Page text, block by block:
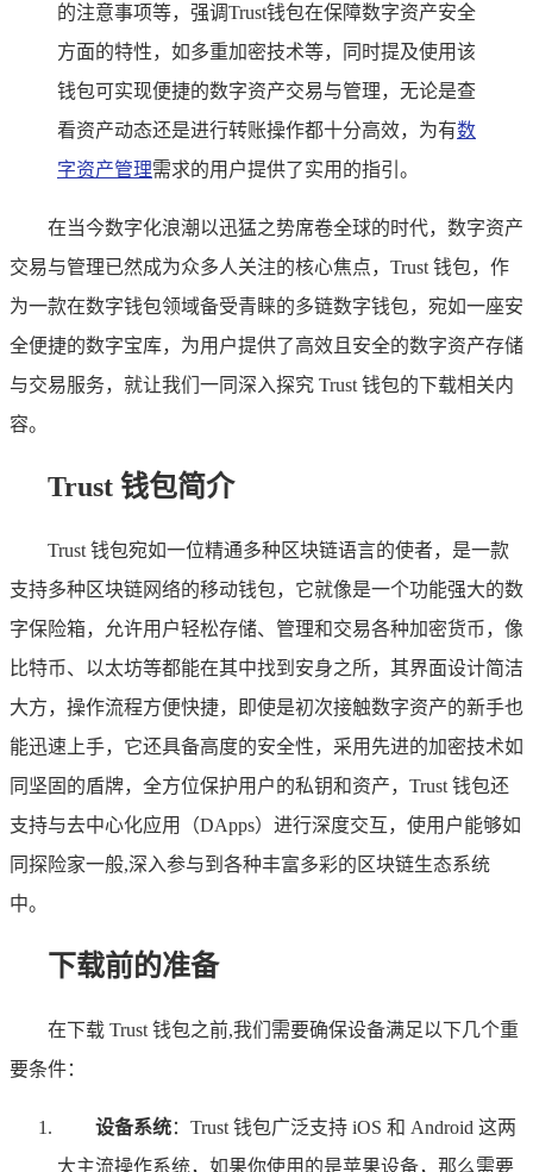
的注意事项等，强调Trust钱包在保障数字资产安全
方面的特性，如多重加密技术等，同时提及使用该
钱包可实现便捷的数字资产交易与管理，无论是查
看资产动态还是进行转账操作都十分高效，为有数
字资产管理需求的用户提供了实用的指引。
在当今数字化浪潮以迅猛之势席卷全球的时代，数字资产
交易与管理已然成为众多人关注的核心焦点，Trust 钱包，作
为一款在数字钱包领域备受青睐的多链数字钱包，宛如一座安
全便捷的数字宝库，为用户提供了高效且安全的数字资产存储
与交易服务，就让我们一同深入探究 Trust 钱包的下载相关内
容。
Trust 钱包简介
Trust 钱包宛如一位精通多种区块链语言的使者，是一款
支持多种区块链网络的移动钱包，它就像是一个功能强大的数
字保险箱，允许用户轻松存储、管理和交易各种加密货币，像
比特币、以太坊等都能在其中找到安身之所，其界面设计简洁
大方，操作流程方便快捷，即使是初次接触数字资产的新手也
能迅速上手，它还具备高度的安全性，采用先进的加密技术如
同坚固的盾牌，全方位保护用户的私钥和资产，Trust 钱包还
支持与去中心化应用（DApps）进行深度交互，使用户能够如
同探险家一般,深入参与到各种丰富多彩的区块链生态系统
中。
下载前的准备
在下载 Trust 钱包之前,我们需要确保设备满足以下几个重
要条件：
设备系统：Trust 钱包广泛支持 iOS 和 Android 这两
大主流操作系统，如果你使用的是苹果设备，那么需要